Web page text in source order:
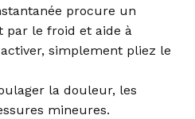
procure un
par le froid et aide à
simplement pliez le
la douleur, les
mineures.